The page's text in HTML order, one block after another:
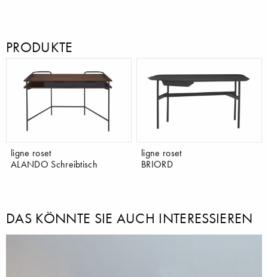
PRODUKTE
ligne roset
ALANDO Schreibtisch
ligne roset
BRIORD
DAS KÖNNTE SIE AUCH INTERESSIEREN